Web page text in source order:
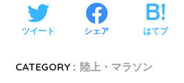
ツイート シェア はてブ
CATEGORY : 陸上・マラソン